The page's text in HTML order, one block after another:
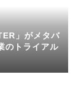
」がメタバ
のトライアル